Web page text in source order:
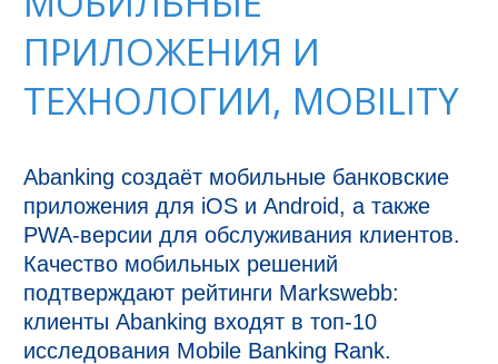
ПРИЛОЖЕНИЯ И
ТЕХНОЛОГИИ, MOBILITY
Abanking создаёт мобильные банковские
приложения для iOS и Android, а также
PWA-версии для обслуживания клиентов.
Качество мобильных решений
подтверждают рейтинги Markswebb:
клиенты Abanking входят в топ-10
исследования Mobile Banking Rank.